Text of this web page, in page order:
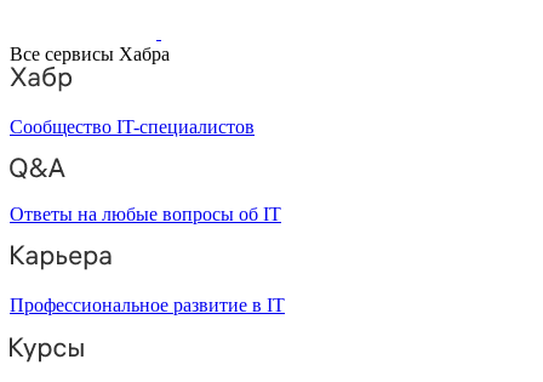
Все сервисы Хабра
Сообщество IT-специалистов
Ответы на любые вопросы об IT
Профессиональное развитие в IT